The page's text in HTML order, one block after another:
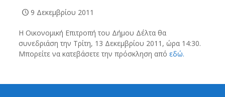
9 Δεκεμβρίου 2011
Η Οικονομική Επιτροπή του Δήμου Δέλτα θα
συνεδριάση την Τρίτη, 13 Δεκεμβρίου 2011, ώρα 14:30.
Μπορείτε να κατεβάσετε την πρόσκληση από εδώ.